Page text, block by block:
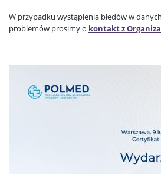
W przypadku wystąpienia błędów w
problemów prosimy o kontakt z